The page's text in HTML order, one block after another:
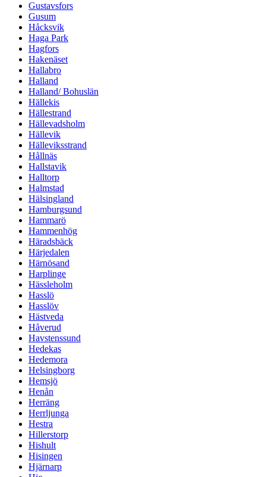
Gustavsfors
Gusum
Håcksvik
Haga Park
Hagfors
Hakenäset
Hallabro
Halland
Halland/ Bohuslän
Hällekis
Hällestrand
Hällevadsholm
Hällevik
Hälleviksstrand
Hållnäs
Hallstavik
Halltorp
Halmstad
Hälsingland
Hamburgsund
Hammarö
Hammenhög
Häradsbäck
Härjedalen
Härnösand
Harplinge
Hässleholm
Hasslö
Hasslöv
Hästveda
Håverud
Havstenssund
Hedekas
Hedemora
Helsingborg
Hemsjö
Henån
Herräng
Herrljunga
Hestra
Hillerstorp
Hishult
Hisingen
Hjärnarp